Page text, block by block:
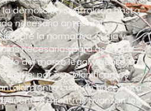
demolición controlada hasta
necesario antes del
la normativa al día y
necesarias para asegurar
del marco legal vigente. La
por eso planificamos
cuando hace falta
mientras avanzan las